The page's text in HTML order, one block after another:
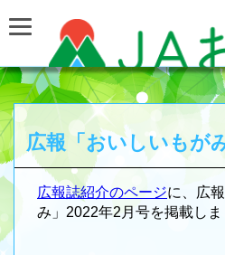
広報「おいしいもが
広報誌紹介のページに、広
み」2022年2月号を掲載しま